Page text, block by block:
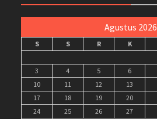
Agustus 2026
S S R K
3
4 5 6
10
11 12 13
17
18 19 20
24
25 26 27